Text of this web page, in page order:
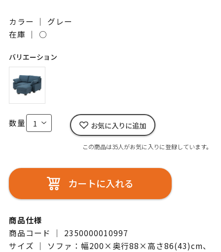
カラー ｜ グレー
在庫 ｜ ○
バリエーション
数量 お気に入りに追加
この商品は35人がお気に入りに登録しています。
カートに入れる
商品仕様
商品コード ｜ 2350000010997
サイズ ｜ ソファ：幅200×奥行88×高さ86(43)cm、